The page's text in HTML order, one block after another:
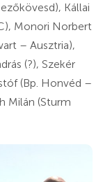
Kállai
Monori Norbert
– Ausztria),
(?), Szekér
(Bp. Honvéd –
Milán (Sturm